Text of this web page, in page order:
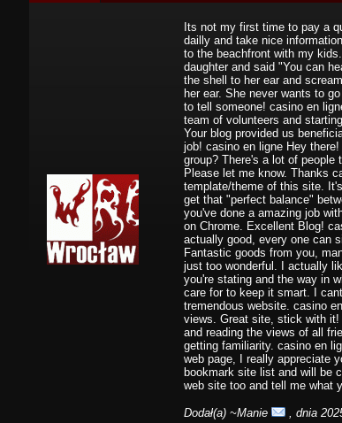
Its not my first time to pay a
dailly and take nice
to the beachfront with my
daughter and said "You can
the shell to her ear and
her ear. She never wants to
to tell someone! casino en
team of volunteers and
Your blog provided us
job! casino en ligne Hey
group? There's a lot of people
Please let me know. Thanks
template/theme of this site.
get that "perfect balance"
you've done a amazing job
on Chrome. Excellent Blog!
actually good, every one can
Fantastic goods from you,
just too wonderful. I actually
you're stating and the way in
care for to keep it smart. I
tremendous website. casino
views. Great site, stick with
and reading the views of all
getting familiarity. casino en
web page, I really appreciate
bookmark site list and will be
web site too and tell me what
Dodał(a) ~Manie
, dnia